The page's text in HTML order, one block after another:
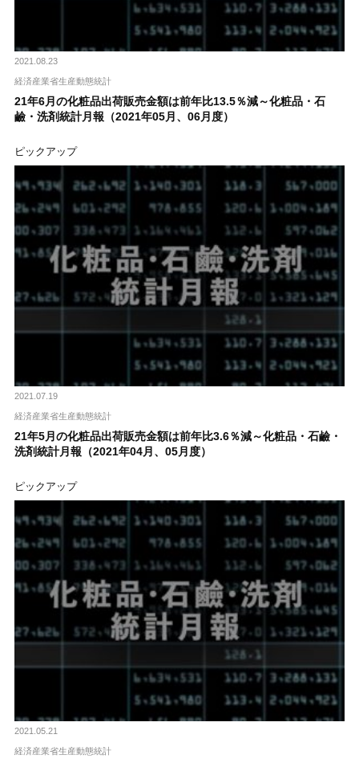
2021.08.23
経済産業省生産動態統計
21年6月の化粧品出荷販売金額は前年比13.5％減～化粧品・石
鹼・洗剤統計月報（2021年05月、06月度）
ピックアップ
2021.07.19
経済産業省生産動態統計
21年5月の化粧品出荷販売金額は前年比3.6％減～化粧品・石鹼・
洗剤統計月報（2021年04月、05月度）
ピックアップ
2021.05.21
経済産業省生産動態統計